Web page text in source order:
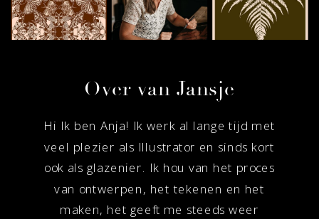
Hi Ik ben Anja! Ik werk al lange tijd met
veel plezier als Illustrator en sinds kort
ook als glazenier. Ik hou van het proces
van ontwerpen, het tekenen en het
maken, het geeft me steeds weer
Over van Jansje